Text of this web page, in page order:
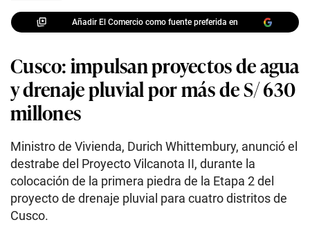
Añadir El Comercio como fuente preferida en
Cusco: impulsan proyectos de agua
y drenaje pluvial por más de S/ 630
millones
Ministro de Vivienda, Durich Whittembury, anunció el
destrabe del Proyecto Vilcanota II, durante la
colocación de la primera piedra de la Etapa 2 del
proyecto de drenaje pluvial para cuatro distritos de
Cusco.